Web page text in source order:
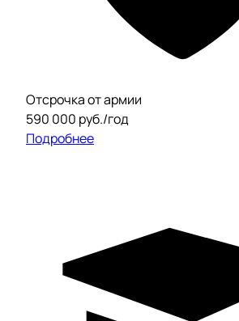
Отсрочка от армии
590 000 руб./год
Подробнее